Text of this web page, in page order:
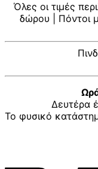
Όλες οι τιμές
δώρου | Πόντοι
Δευτέρα
Το φυσικό